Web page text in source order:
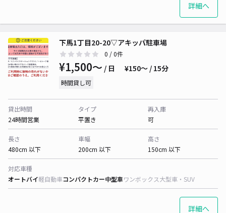
詳細へ
下馬1丁目20-20▽アキッパ駐車場
0 / 0件
¥1,500〜 / 日 ¥150〜 / 15分
時間貸し可
貸出時間
24時間営業
タイプ
平置き
再入庫
可
長さ
480cm 以下
車幅
200cm 以下
高さ
150cm 以下
対応車種
オートバイ軽自動車コンパクトカー中型車ワンボックス大型車・SUV
詳細へ